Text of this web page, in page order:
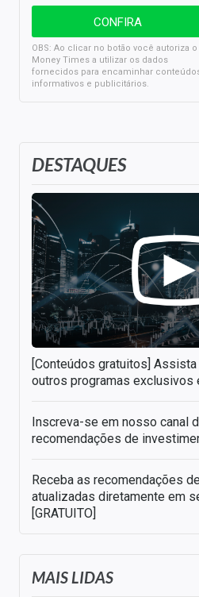
DESTAQUES
[Conteúdos gratuitos]
outros programas exclusivos
Inscreva-se em nosso canal
recomendações de
Receba as recomendações
atualizadas diretamente em
[GRATUITO]
OBS: Ao clicar no botão você autoriza o
Money Times a utilizar os dados
fornecidos para encaminhar
informativos e publicitários.
MAIS LIDAS